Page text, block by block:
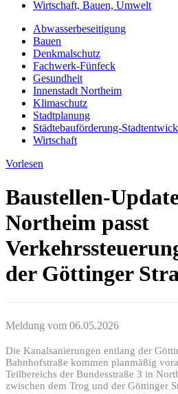
Wirtschaft, Bauen, Umwelt
Abwasserbeseitigung
Bauen
Denkmalschutz
Fachwerk-Fünfeck
Gesundheit
Innenstadt Northeim
Klimaschutz
Stadtplanung
Städtebauförderung-
Wirtschaft
Vorlesen
Baustellen-
Northeim passt
der Göttinger
Meldung vom 06.05.2026
Die Kanalsanierungen entlang der
Bahnhofstraße kommen planmäßig
Teilbereichs der Bundesstraße 3 in
zwischen dem Trog und der Göttinger